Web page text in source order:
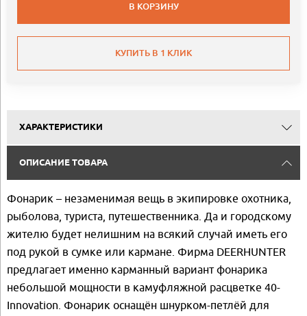
В КОРЗИНУ
КУПИТЬ В 1 КЛИК
ХАРАКТЕРИСТИКИ
ОПИСАНИЕ ТОВАРА
Фонарик – незаменимая вещь в экипировке охотника,
рыболова, туриста, путешественника. Да и городскому
жителю будет нелишним на всякий случай иметь его
под рукой в сумке или кармане. Фирма DEERHUNTER
предлагает именно карманный вариант фонарика
небольшой мощности в камуфляжной расцветке 40-
Innovation. Фонарик оснащён шнурком-петлёй для